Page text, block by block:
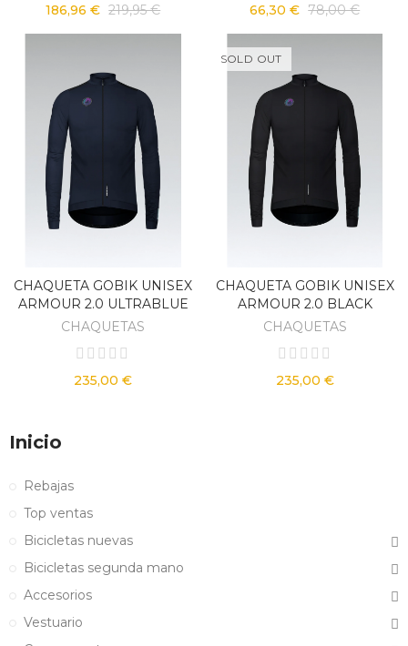
186,96 € 219,95 € 66,30 € 78,00 €
CHAQUETA GOBIK UNISEX
ARMOUR 2.0 ULTRABLUE
CHAQUETAS
235,00 €
SOLD OUT
CHAQUETA GOBIK UNISEX
ARMOUR 2.0 BLACK
CHAQUETAS
235,00 €
Inicio
Rebajas
Top ventas
Bicicletas nuevas
Bicicletas segunda mano
Accesorios
Vestuario